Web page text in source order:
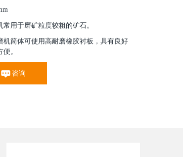
用于磨矿粒度较粗的矿石。
机筒体可使用高耐磨橡胶衬板，具有良好
。
咨询